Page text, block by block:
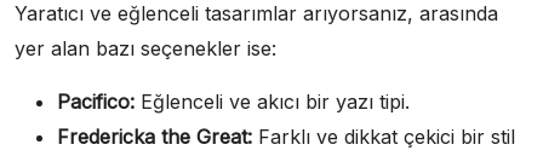
Yaratıcı ve eğlenceli tasarımlar arıyorsanız, arasında
yer alan bazı seçenekler ise:
Pacifico: Eğlenceli ve akıcı bir yazı tipi.
Fredericka the Great: Farklı ve dikkat çekici bir stil